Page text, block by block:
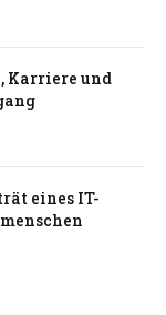
Karriere und
eines IT-